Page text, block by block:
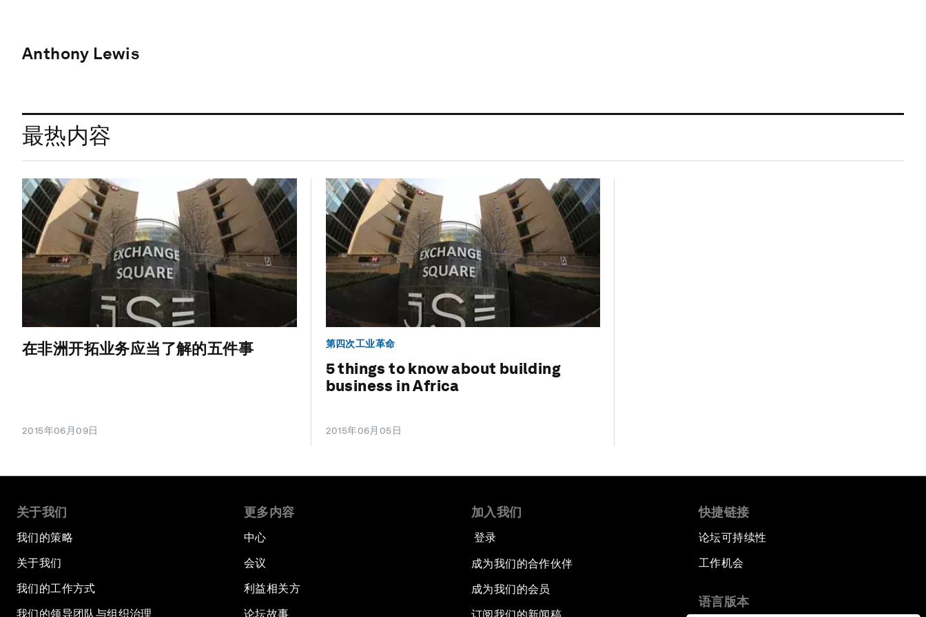
Anthony Lewis
最热内容
在非洲开拓业务应当了解的五件事
2015年06月09日
第四次工业革命
5 things to know about building
business in Africa
2015年06月05日
关于我们
我们的策略
关于我们
我们的工作方式
我们的领导团队与组织治理
更多内容
中心
会议
利益相关方
论坛故事
加入我们
登录
成为我们的合作伙伴
成为我们的会员
快捷链接
论坛可持续性
工作机会
语言版本